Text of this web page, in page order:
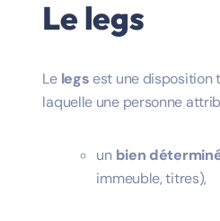
Le legs
Le legs est une disposition
laquelle une personne
un bien
immeuble, titres),